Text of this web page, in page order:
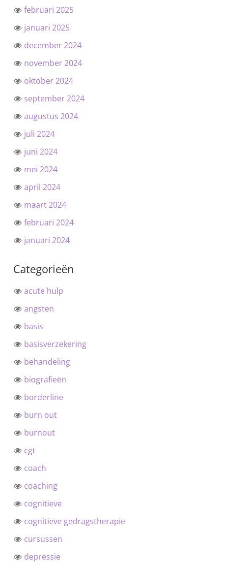
februari 2025
januari 2025
december 2024
november 2024
oktober 2024
september 2024
augustus 2024
juli 2024
juni 2024
mei 2024
april 2024
maart 2024
februari 2024
januari 2024
Categorieën
acute hulp
angsten
basis
basisverzekering
behandeling
biografieën
borderline
burn out
burnout
cgt
coach
coaching
cognitieve
cognitieve gedragstherapie
cursussen
depressie